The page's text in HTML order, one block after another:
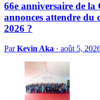
66e anniversaire de
annonces attendre du
2026 ?
ParKevin Aka · août 5,